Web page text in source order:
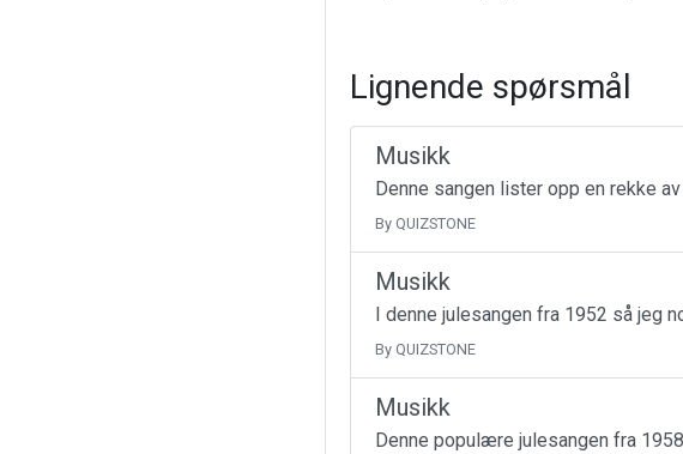
Lignende spørsmål
Musikk
Denne sangen lister opp en rekke
By QUIZSTONE
Musikk
I denne julesangen fra 1952 så jeg
By QUIZSTONE
Musikk
Denne populære julesangen fra